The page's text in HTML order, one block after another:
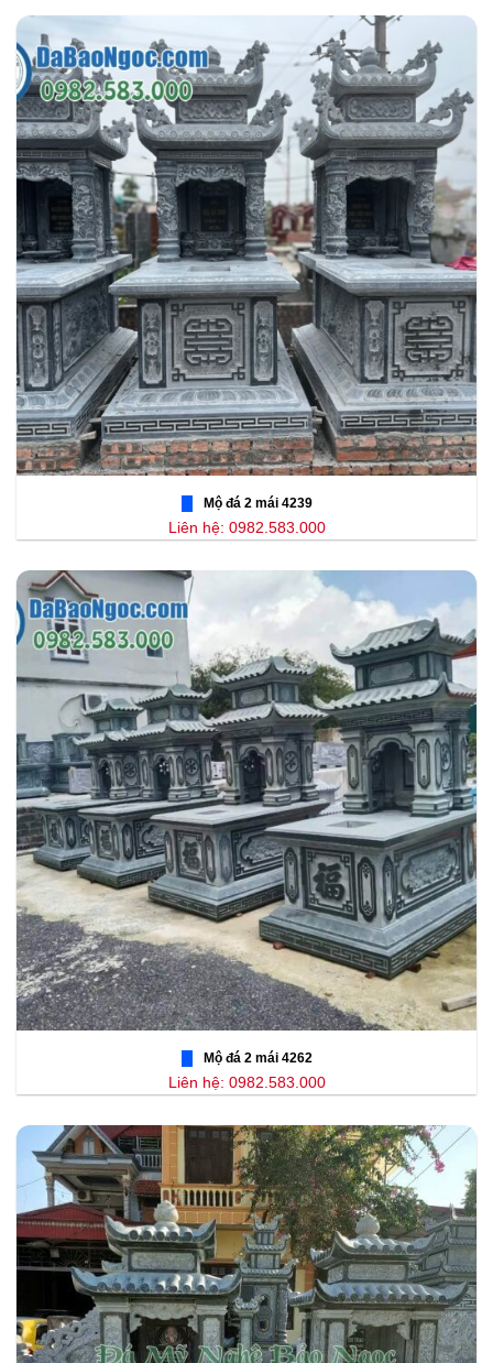
Mộ đá 2 mái 4239
Liên hệ: 0982.583.000
Mộ đá 2 mái 4262
Liên hệ: 0982.583.000